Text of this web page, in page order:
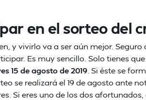
en el sorteo del
y vivirlo va a ser aún mejor.
Es muy sencillo. Solo tienes
15 de agosto de 2019 . Si éste se
se realizará el 19 de agosto ante
Si eres uno de los dos afortunados,